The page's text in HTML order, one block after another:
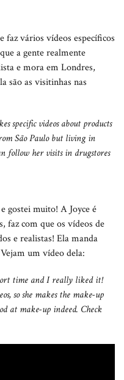
faz vários vídeos específicos
a gente realmente
e mora em Londres,
são as visitinhas nas
specific videos about products
São Paulo but living in
follow her visits in drugstores
gostei muito! A Joyce é
faz com que os vídeos de
e realistas! Ela manda
um vídeo dela:
time and I really liked it!
so she makes the make-up
at make-up indeed. Check